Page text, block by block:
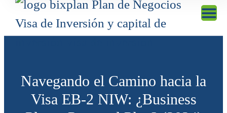
Navegando el Camino hacia la
Visa EB-2 NIW: ¿Business